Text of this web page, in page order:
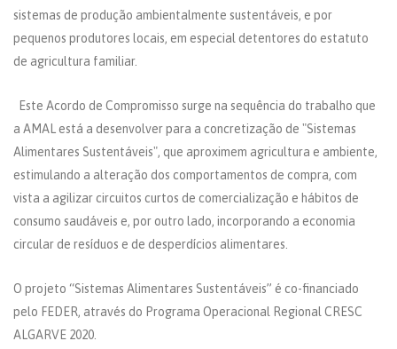
sistemas de produção ambientalmente sustentáveis, e por
pequenos produtores locais, em especial detentores do estatuto
de agricultura familiar.
Este Acordo de Compromisso surge na sequência do trabalho que
a AMAL está a desenvolver para a concretização de "Sistemas
Alimentares Sustentáveis", que aproximem agricultura e ambiente,
estimulando a alteração dos comportamentos de compra, com
vista a agilizar circuitos curtos de comercialização e hábitos de
consumo saudáveis e, por outro lado, incorporando a economia
circular de resíduos e de desperdícios alimentares.
O projeto “Sistemas Alimentares Sustentáveis” é co-financiado
pelo FEDER, através do Programa Operacional Regional CRESC
ALGARVE 2020.